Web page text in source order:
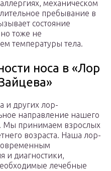
механическом
пребывание в
состояние
тоже не
температуры тела.
носа в «Лор
и других лор-
направление нашего
Мы принимаем взрослых
возраста. Наша лор-
и диагностики,
лечебные